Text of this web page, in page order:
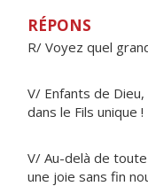
RÉPONS
R/ Voyez quel
V/ Enfants de
dans le Fils unique !
V/ Au-delà de
une joie sans fin